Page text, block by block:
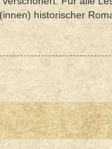
historischer